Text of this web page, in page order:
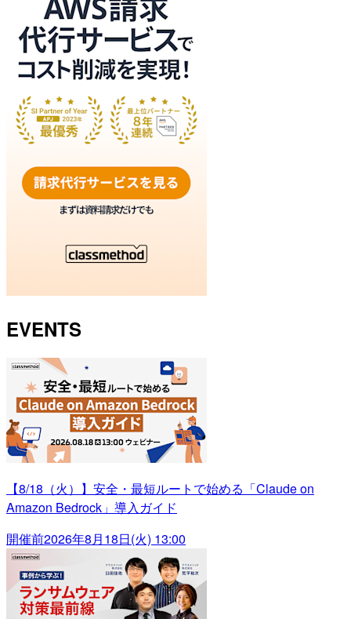
EVENTS
【8/18（火）】安全・最短ルートで始める「Claude on
Amazon Bedrock」導入ガイド
開催前2026年8月18日(火) 13:00